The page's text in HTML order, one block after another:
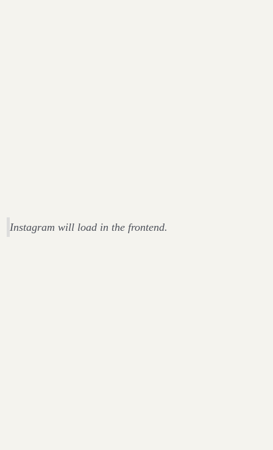
Instagram will load in the frontend.